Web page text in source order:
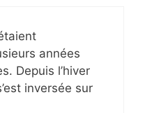
années
Depuis l’hiver
inversée sur